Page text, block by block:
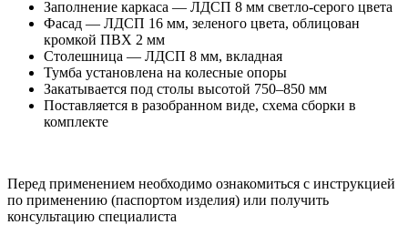
Заполнение каркаса — ЛДСП 8 мм светло-серого цвета
Фасад — ЛДСП 16 мм, зеленого цвета, облицован
кромкой ПВХ 2 мм
Столешница — ЛДСП 8 мм, вкладная
Тумба установлена на колесные опоры
Закатывается под столы высотой 750–850 мм
Поставляется в разобранном виде, схема сборки в
комплекте
Перед применением необходимо ознакомиться с инструкцией
по применению (паспортом изделия) или получить
консультацию специалиста